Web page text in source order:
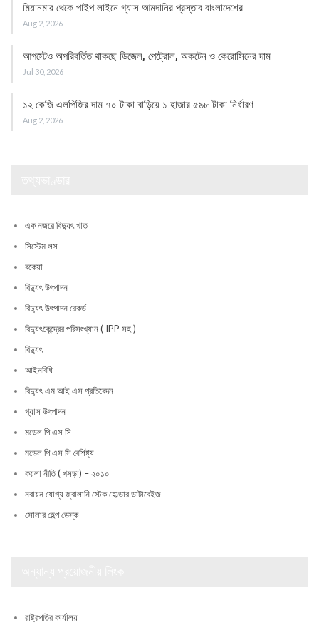
মিয়ানমার থেকে পাইপ লাইনে গ্যাস আমদানির প্রস্তাব বাংলাদেশের
Aug 2, 2026
আগস্টেও অপরিবর্তিত থাকছে ডিজেল, পেট্রোল, অকটেন ও কেরোসিনের দাম
Jul 30, 2026
১২ কেজি এলপিজির দাম ৭০ টাকা বাড়িয়ে ১ হাজার ৫৯৮ টাকা নির্ধারণ
Aug 2, 2026
এক নজরে বিদ্যুৎ খাত
সিস্টেম লস
বকেয়া
বিদ্যুৎ উৎপাদন
বিদ্যুৎ উৎপাদন রেকর্ড
বিদ্যুৎকেন্দ্রের পরিসংখ্যান ( IPP সহ )
বিদ্যুৎ
আইনবিধি
বিদ্যুৎ এম আই এস প্রতিবেদন
গ্যাস উৎপাদন
মডেল পি এস সি
মডেল পি এস সি বৈশিষ্ট্য
কয়লা নীতি ( খসড়া) – ২০১০
নবায়ন যোগ্য জ্বালানি স্টেক হোল্ডার ডাটাবেইজ
সোলার হেল্প ডেস্ক
রাষ্ট্রপতির কার্যালয়